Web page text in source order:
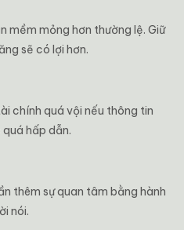
mềm mỏng hơn thường lệ. Giữ
sẽ có lợi hơn.
chính quá vội nếu thông tin
hấp dẫn.
thêm sự quan tâm bằng hành
nói.